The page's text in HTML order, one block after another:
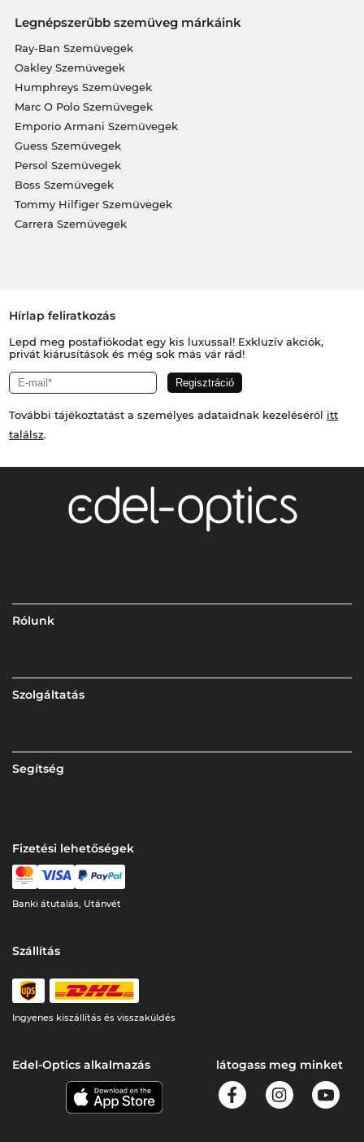
Legnépszerűbb szemüveg márkáink
Ray-Ban Szemüvegek
Oakley Szemüvegek
Humphreys Szemüvegek
Marc O Polo Szemüvegek
Emporio Armani Szemüvegek
Guess Szemüvegek
Persol Szemüvegek
Boss Szemüvegek
Tommy Hilfiger Szemüvegek
Carrera Szemüvegek
Hírlap feliratkozás
Lepd meg postafiókodat egy kis luxussal! Exkluzív akciók,
privát kiárusítások és még sok más vár rád!
További tájékoztatást a személyes adataidnak kezeléséről itt
találsz.
Rólunk
Szolgáltatás
Segítség
Fizetési lehetőségek
Banki átutalás, Utánvét
Szállítás
Ingyenes kiszállítás és visszaküldés
Edel-Optics alkalmazás látogass meg minket